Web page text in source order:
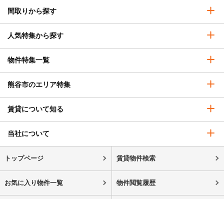
間取りから探す
人気特集から探す
物件特集一覧
熊谷市のエリア特集
賃貸について知る
当社について
トップページ 賃貸物件検索
お気に入り物件一覧 物件閲覧履歴